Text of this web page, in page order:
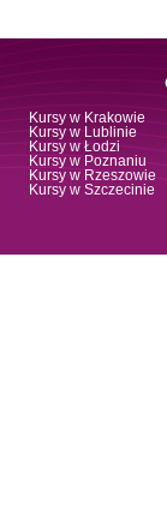
Kursy w Krakowie
Kursy w Lublinie
Kursy w Łodzi
Kursy w Poznaniu
Kursy w Rzeszowie
Kursy w Szczecinie